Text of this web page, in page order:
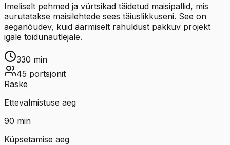
Imeliselt pehmed ja vürtsikad täidetud maisipallid, mis
aurutatakse maisilehtede sees täiuslikkuseni. See on
aeganõudev, kuid äärmiselt rahuldust pakkuv projekt
igale toidunautlejale.
330 min
45 portsjonit
Raske
Ettevalmistuse aeg
90 min
Küpsetamise aeg